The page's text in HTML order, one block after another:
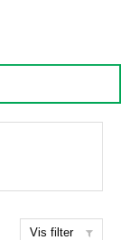
Vis filter